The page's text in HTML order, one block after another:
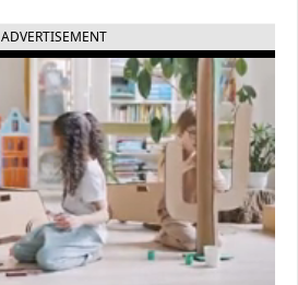
ADVERTISEMENT